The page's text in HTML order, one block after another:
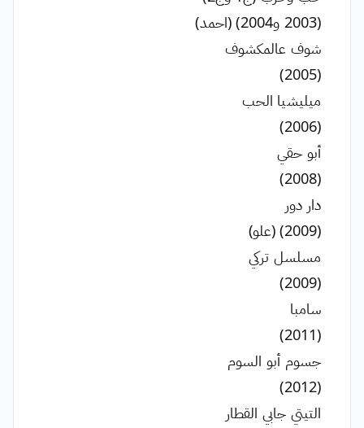
(2003 و2004) (احمد)
شوف عالمكشوف
(2005)
ميليشيا الحب
(2006)
أبو حقي
(2008)
دار دور
(2009) (علو)
مسلسل تركي
(2009)
سامبا
(2011)
جسوم أبو السوم
(2012)
التيتي جابي القطار